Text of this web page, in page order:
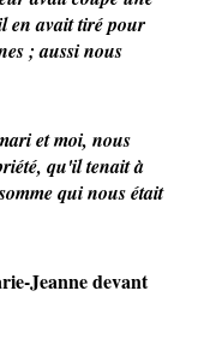
en avait tiré pour
; aussi nous
et moi, nous
qu'il tenait à
qui nous était
Jeanne devant